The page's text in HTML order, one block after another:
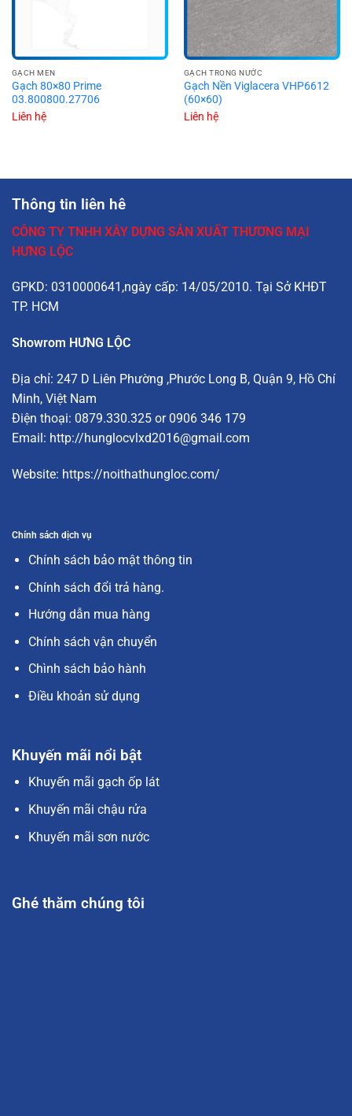
GẠCH MEN
Gạch 80×80 Prime
03.800800.27706
Liên hệ
GẠCH TRONG NƯỚC
Gạch Nền Viglacera VHP6612
(60×60)
Liên hệ
Thông tin liên hê
CÔNG TY TNHH XÂY DỰNG SẢN XUẤT THƯƠNG MẠI
HƯNG LỘC
GPKD: 0310000641,ngày cấp: 14/05/2010. Tại Sở KHĐT
TP. HCM
Showrom HƯNG LỘC
Địa chỉ: 247 D Liên Phường ,Phước Long B, Quận 9, Hồ Chí
Minh, Việt Nam
Điện thoại: 0879.330.325 or 0906 346 179
Email: http://hunglocvlxd2016@gmail.com
Website: https://noithathungloc.com/
Chính sách dịch vụ
Chính sách bảo mật thông tin
Chính sách đổi trả hàng.
Hướng dẫn mua hàng
Chính sách vận chuyển
Chình sách bảo hành
Điều khoản sử dụng
Khuyến mãi nổi bật
Khuyến mãi gạch ốp lát
Khuyến mãi chậu rửa
Khuyến mãi sơn nước
Ghé thăm chúng tôi